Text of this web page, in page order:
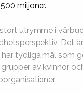
miljoner.
utrymme i
Det
har tydliga mål som
av kvinnor